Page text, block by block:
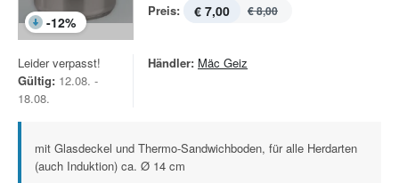
-12%
Preis: € 7,00 € 8,00
Leider verpasst!
Gültig: 12.08. -
18.08.
Händler: Mäc Geiz
mit Glasdeckel und Thermo-Sandwichboden, für alle Herdarten
(auch Induktion) ca. Ø 14 cm